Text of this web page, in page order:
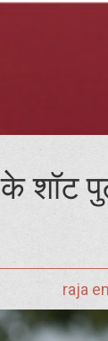
के शॉट
raja